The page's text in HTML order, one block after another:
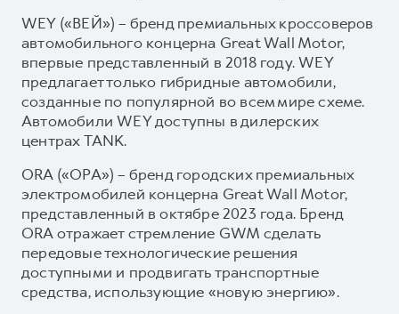
WEY («ВЕЙ») – бренд премиальных кроссоверов
автомобильного концерна Great Wall Motor,
впервые представленный в 2018 году. WEY
предлагает только гибридные автомобили,
созданные по популярной во всем мире схеме.
Автомобили WEY доступны в дилерских
центрах TANK.
ORA («ОРА») – бренд городских премиальных
электромобилей концерна Great Wall Motor,
представленный в октябре 2023 года. Бренд
ORA отражает стремление GWM сделать
передовые технологические решения
доступными и продвигать транспортные
средства, использующие «новую энергию».